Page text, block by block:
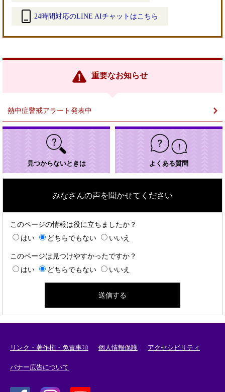
24時間対応のLINE AIチャットはこちら
リ
重要なお知らせ
熱中症警戒アラート発表中
見つからないときは よくある質問
みなさんの声を聞かせてください
このページの情報は役に立ちましたか？
はい
どちらでもない いいえ
このページは見つけやすかったですか？
はい
どちらでもない いいえ
リンク・著作権・免責事項 個人情報保護 アクセシビリティ
バナー広告について